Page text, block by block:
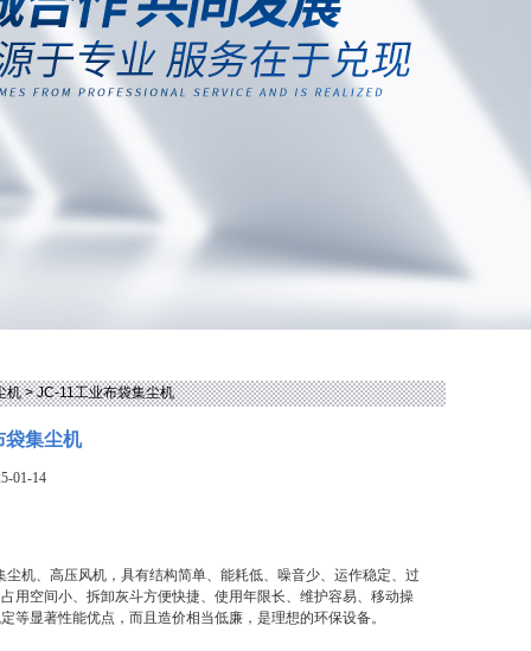
机> JC-11工业布袋集尘机
袋集尘机
01-14
尘机、高压风机，具有结构简单、能耗低、噪音少、运作稳定、过
用空间小、拆卸灰斗方便快捷、使用年限长、维护容易、移动操
等显著性能优点，而且造价相当低廉，是理想的环保设备。